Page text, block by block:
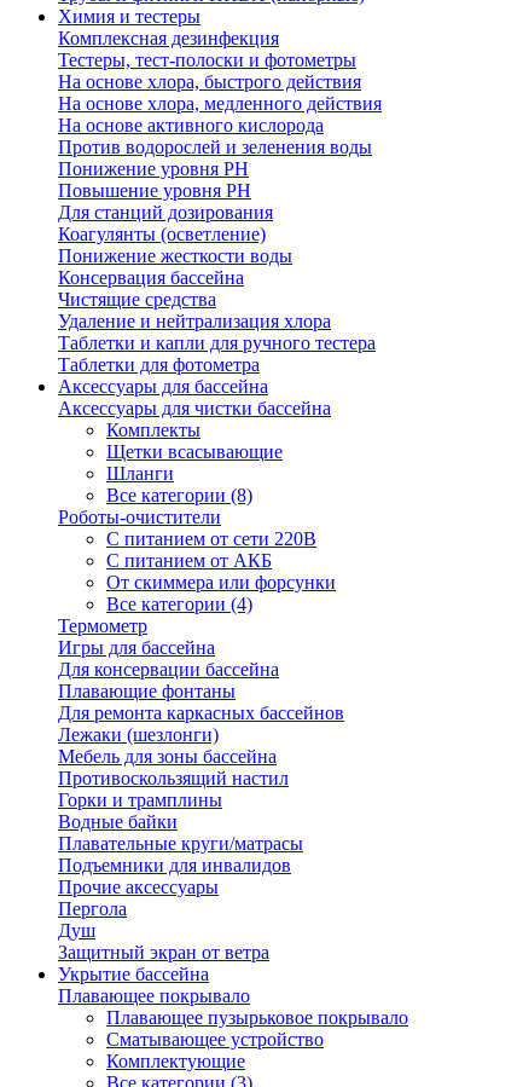
Химия и тестеры
Комплексная дезинфекция
Тестеры, тест-полоски и фотометры
На основе хлора, быстрого действия
На основе хлора, медленного действия
На основе активного кислорода
Против водорослей и зеленения воды
Понижение уровня РН
Повышение уровня РН
Для станций дозирования
Коагулянты (осветление)
Понижение жесткости воды
Консервация бассейна
Чистящие средства
Удаление и нейтрализация хлора
Таблетки и капли для ручного тестера
Таблетки для фотометра
Аксессуары для бассейна
Аксессуары для чистки бассейна
Комплекты
Щетки всасывающие
Шланги
Все категории (8)
Роботы-очистители
С питанием от сети 220В
С питанием от АКБ
От скиммера или форсунки
Все категории (4)
Термометр
Игры для бассейна
Для консервации бассейна
Плавающие фонтаны
Для ремонта каркасных бассейнов
Лежаки (шезлонги)
Мебель для зоны бассейна
Противоскользящий настил
Горки и трамплины
Водные байки
Плавательные круги/матрасы
Подъемники для инвалидов
Прочие аксессуары
Пергола
Душ
Защитный экран от ветра
Укрытие бассейна
Плавающее покрывало
Плавающее пузырьковое покрывало
Сматывающее устройство
Комплектующие
Все категории (3)